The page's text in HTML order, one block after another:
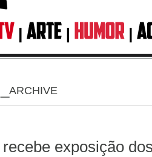
exposição